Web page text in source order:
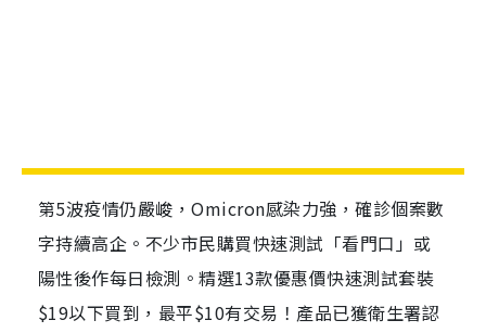
第5波疫情仍嚴峻，Omicron感染力強，確診個案數
字持續高企。不少市民購買快速測試「看門口」或
陽性後作每日檢測。精選13款優惠價快速測試套裝
$19以下買到，最平$10有交易！產品已獲衛生署認